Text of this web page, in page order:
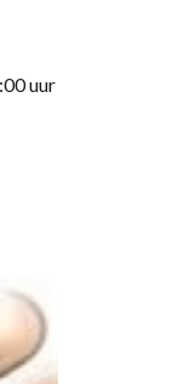
uur